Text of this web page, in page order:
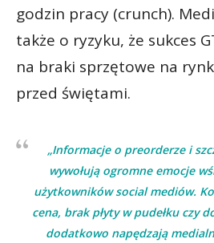
godzin pracy (crunch).
także o ryzyku, że sukces
na braki sprzętowe na
przed świętami.
„Informacje o preorderze i
wywołują ogromne emocje
użytkowników social mediów.
cena, brak płyty w pudełku czy
dodatkowo napędzają